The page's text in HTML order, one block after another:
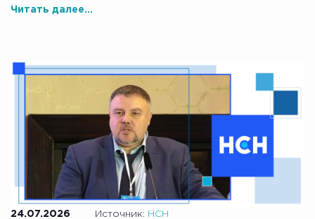
Читать далее...
24.07.2026 Источник: НСН